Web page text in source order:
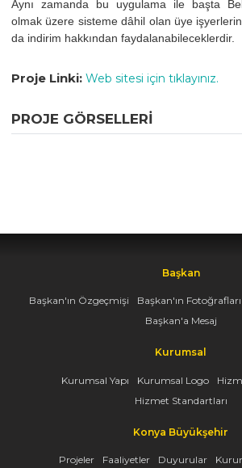
Aynı zamanda bu uygulama ile başta
olmak üzere sisteme dâhil olan üye
da indirim hakkından faydalanabileceklerdir.
Proje Linki: Web sitesi için tıklayınız.
PROJE GÖRSELLERI
Başkan
Başkan'ın Özgeçmişi Başkan'ın Fotoğrafları
Başkan'a Mesaj
Kurumsal
Kurumsal Yapı Kurumsal Logo
Hizmet Standartları
Konya Büyükşehir
Projeler Faaliyetler Duyurular